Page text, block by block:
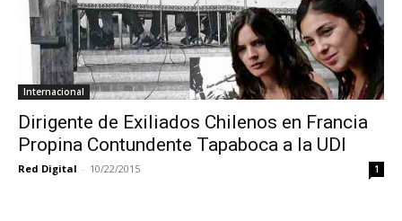
Internacional
Dirigente de Exiliados Chilenos en Francia
Propina Contundente Tapaboca a la UDI
Red Digital - 10/22/2015 1